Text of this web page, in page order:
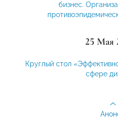
бизнес.
25 Мая
Круглый стол
сфере